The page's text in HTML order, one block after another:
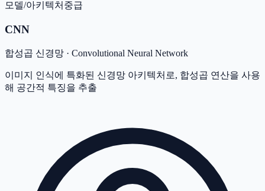
모델/아키텍처 중급
CNN
합성곱 신경망 · Convolutional Neural Network
이미지 인식에 특화된 신경망 아키텍처로, 합성곱 연산을 사용
해 공간적 특징을 추출